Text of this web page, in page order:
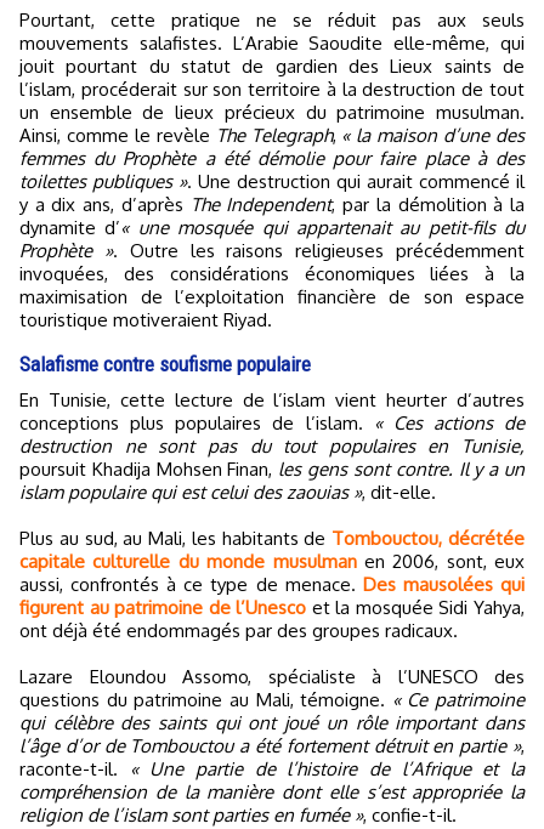
Pourtant, cette pratique ne se réduit pas aux seuls
mouvements salafistes. L’Arabie Saoudite elle-même, qui
jouit pourtant du statut de gardien des Lieux saints de
l’islam, procéderait sur son territoire à la destruction de tout
un ensemble de lieux précieux du patrimoine musulman.
Ainsi, comme le revèle The Telegraph, « la maison d’une des
femmes du Prophète a été démolie pour faire place à des
toilettes publiques ». Une destruction qui aurait commencé il
y a dix ans, d’après The Independent, par la démolition à la
dynamite d’« une mosquée qui appartenait au petit-fils du
Prophète ». Outre les raisons religieuses précédemment
invoquées, des considérations économiques liées à la
maximisation de l’exploitation financière de son espace
touristique motiveraient Riyad.
Salafisme contre soufisme populaire
En Tunisie, cette lecture de l’islam vient heurter d’autres
conceptions plus populaires de l’islam.
« Ces actions de
destruction ne sont pas du tout populaires en Tunisie,
poursuit Khadija Mohsen Finan, les gens sont contre. Il y a un
islam populaire qui est celui des zaouias », dit-elle.
Plus au sud, au Mali, les habitants de Tombouctou, décrétée
capitale culturelle du monde musulmanen 2006, sont, eux
aussi, confrontés à ce type de menace. Des mausolées qui
figurent au patrimoine de l’Unesco et la mosquée Sidi Yahya,
ont déjà été endommagés par des groupes radicaux.
Lazare Eloundou Assomo, spécialiste à l’UNESCO des
questions du patrimoine au Mali, témoigne. « Ce patrimoine
qui célèbre des saints qui ont joué un rôle important dans
l’âge d’or de Tombouctou a été fortement détruit en partie »,
raconte-t-il.
« Une partie de l’histoire de l’Afrique et la
compréhension de la manière dont elle s’est appropriée la
religion de l’islam sont parties en fumée », confie-t-il.